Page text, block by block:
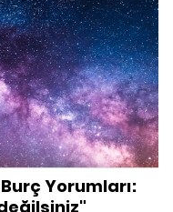
Yorumları: